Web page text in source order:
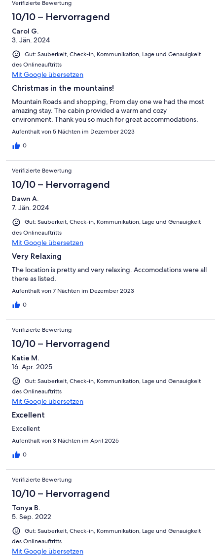
Verifizierte Bewertung
10/10 – Hervorragend
Carol G.
3. Jän. 2024
Gut: Sauberkeit, Check-in, Kommunikation, Lage und Genauigkeit
des Onlineauftritts
Mit Google übersetzen
Christmas in the mountains!
Mountain Roads and shopping, From day one we had the most
amazing stay. The cabin provided a warm and cozy
environment. Thank you so much for great accommodations.
Aufenthalt von 5 Nächten im Dezember 2023
0
Verifizierte Bewertung
10/10 – Hervorragend
Dawn A.
7. Jän. 2024
Gut: Sauberkeit, Check-in, Kommunikation, Lage und Genauigkeit
des Onlineauftritts
Mit Google übersetzen
Very Relaxing
The location is pretty and very relaxing. Accomodations were all
there as listed.
Aufenthalt von 7 Nächten im Dezember 2023
0
Verifizierte Bewertung
10/10 – Hervorragend
Katie M.
16. Apr. 2025
Gut: Sauberkeit, Check-in, Kommunikation, Lage und Genauigkeit
des Onlineauftritts
Mit Google übersetzen
Excellent
Excellent
Aufenthalt von 3 Nächten im April 2025
0
Verifizierte Bewertung
10/10 – Hervorragend
Tonya B.
5. Sep. 2022
Gut: Sauberkeit, Check-in, Kommunikation, Lage und Genauigkeit
des Onlineauftritts
Mit Google übersetzen